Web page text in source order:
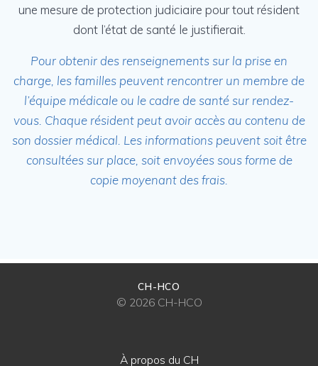
une mesure de protection judiciaire pour tout résident
dont l’état de santé le justifierait.
Pour obtenir des renseignements sur la prise en
charge, les familles peuvent rencontrer un membre de
l’équipe médicale ou le cadre de santé sur rendez-
vous. Chaque résident peut avoir accès au contenu de
son dossier médical. Les informations peuvent soit être
consultées sur place, soit envoyées sous forme de
copie moyenant des frais.
CH-HCO
© 2026 CH-HCO
À propos du CH